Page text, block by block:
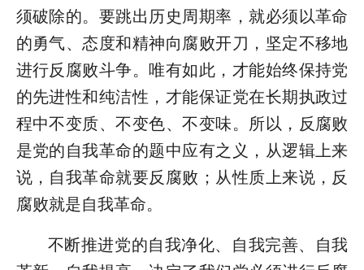
须破除的。要跳出历史周期率，就必须以革命
的勇气、态度和精神向腐败开刀，坚定不移地
进行反腐败斗争。唯有如此，才能始终保持党
的先进性和纯洁性，才能保证党在长期执政过
程中不变质、不变色、不变味。所以，反腐败
是党的自我革命的题中应有之义，从逻辑上来
说，自我革命就要反腐败；从性质上来说，反
腐败就是自我革命。
不断推进党的自我净化、自我完善、自我